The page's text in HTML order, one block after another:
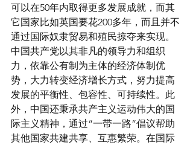
可以在50年内取得更多发展成就，而其
它国家比如英国要花200多年，而且并不
通过国际奴隶贸易和殖民掠夺来实现。
中国共产党以其非凡的领导力和组织
力，依靠公有制为主体的经济体制优
势，大力转变经济增长方式，努力提高
发展的平衡性、包容性、可持续性。此
外，中国还秉承共产主义运动伟大的国
际主义精神，通过“一带一路”倡议帮助
其他国家共建共享、互惠繁荣。在国际